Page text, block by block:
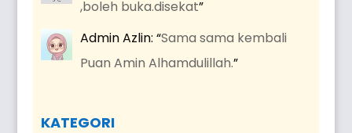
,boleh buka.disekat”
Admin Azlin: “Sama sama kembali
Puan Amin Alhamdulillah.”
KATEGORI